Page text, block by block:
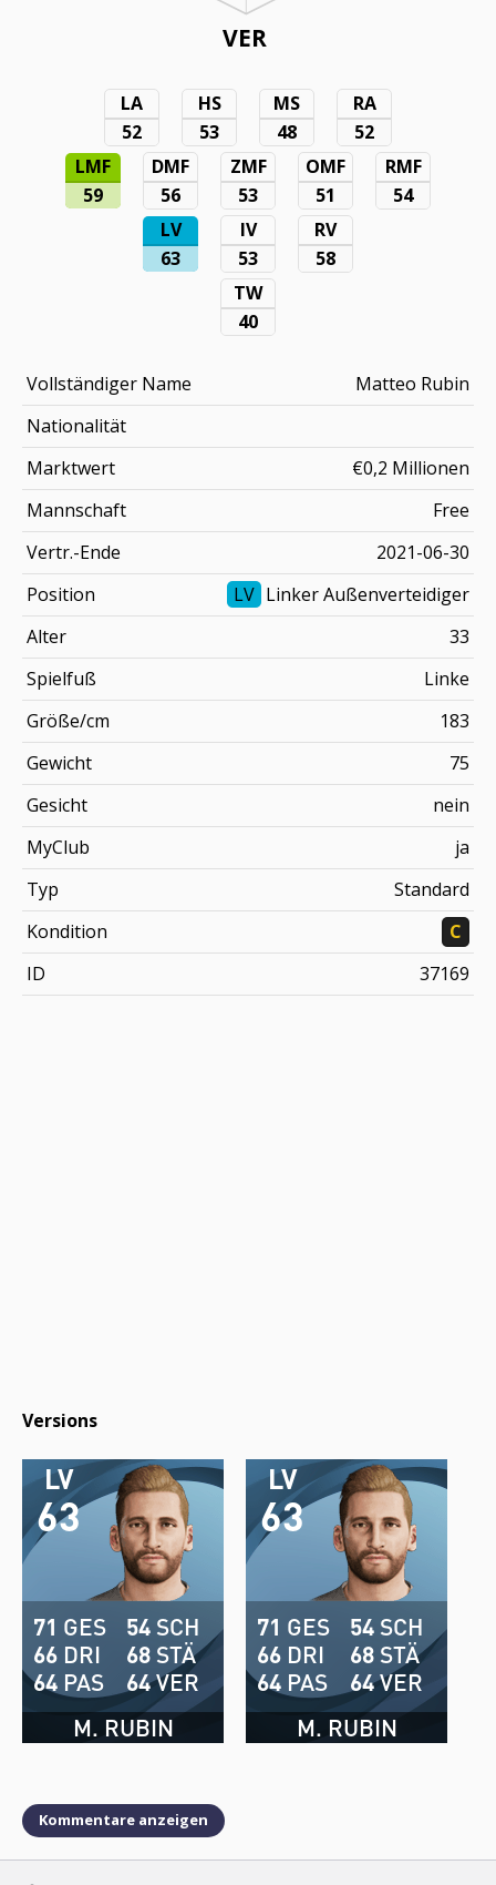
VER
LA
52
HS
53
MS
48
RA
52
LMF
59
DMF
56
ZMF
53
OMF
51
RMF
54
LV
63
IV
53
RV
58
TW
40
Vollständiger Name
Matteo Rubin
Nationalität
Marktwert
€0,2 Millionen
Mannschaft
Free
Vertr.-Ende
2021-06-30
Position
LV Linker Außenverteidiger
Alter
33
Spielfuß
Linke
Größe/cm
183
Gewicht
75
Gesicht
nein
MyClub
ja
Typ
Standard
Kondition
C
ID
37169
Versions
63
LV
M. RUBIN
71 GES
66 DRI
64 PAS
54 SCH
68 STÄ
64VER
63
LV
M. RUBIN
71 GES
66 DRI
64 PAS
54 SCH
68 STÄ
64VER
Kommentare anzeigen